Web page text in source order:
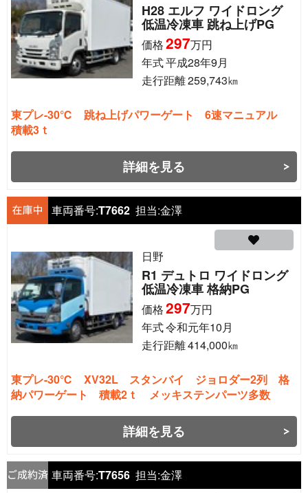
H28 エルフ ワイドロング
低温冷凍車 跳ね上げPG
価格297万円
年式平成28年9月
走行距離259,743㎞
東プレ-30℃ 跳ね上げパワーゲート 6速マニュアル
積載3ｔ
詳細を見る
車両番号:T7662 担当:金澤
日野
R1 デュトロ ワイドロング
低温冷凍車 格納PG
価格297万円
年式令和元年10月
走行距離414,000㎞
東プレ-30℃ XV32L スタンバイ ジョロダー2列 格
納パワーゲート 積載2ｔ メッキステンパーツ多数
詳細を見る
車両番号:T7656 担当:金澤